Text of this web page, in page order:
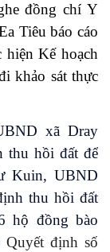
đồng chí Y
Tiêu báo cáo
hiện Kế hoạch
khảo sát thực
xã Dray
thu hồi đất để
Kuin, UBND
thu hồi đất
hộ đồng bào
Quyết định số